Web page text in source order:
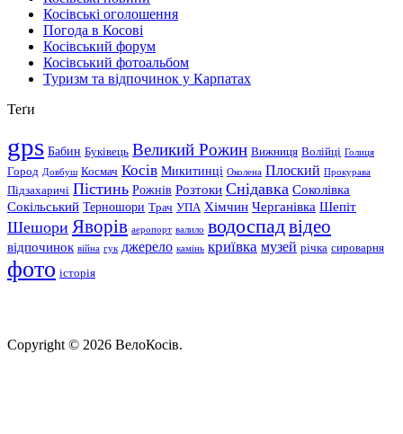
Косівські оголошення
Погода в Косові
Косівський форум
Косівський фотоальбом
Туризм та відпочинок у Карпатах
Теґи
gps Бабин Буківець Великий Рожин Вижниця Волійці Голиця
Город Довбуш Космач Косів Микитинці Околена Плоский Прокурава
Підзахаричі Пістинь Рожнів Розтоки Снідавка Соколівка
Сокільський Терношори Трач УПА Хімчин Черганівка Шепіт
Шешори Яворів аеропорт валило водоспадвідео
відпочинок війна гук джерело камінь криївка музей річка сироварня
фото історія
Copyright © 2026 ВелоКосів.